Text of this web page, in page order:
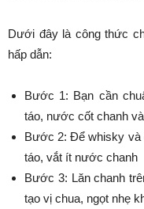
Dưới đây là công thức
hấp dẫn:
Bước 1: Bạn cần
táo, nước cốt chanh
Bước 2: Để whisky và
táo, vắt ít nước chanh
Bước 3: Lăn chanh
tạo vị chua, ngọt nhẹ